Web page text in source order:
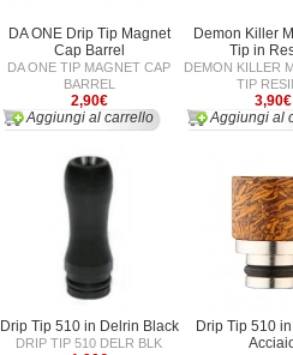
DA ONE Drip Tip Magnet
Cap Barrel
DA ONE TIP MAGNET CAP
BARREL
2,90€
Aggiungi al carrello
Demon Killer
Tip in
DEMON KILLER
TIP
3,90€
Aggiungi al
Drip Tip 510 in Delrin Black
DRIP TIP 510 DELR BLK
Drip Tip 510